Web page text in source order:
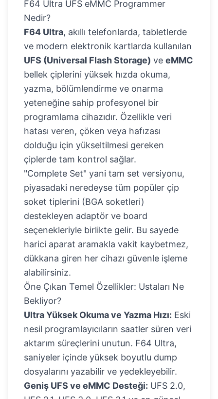
F64 Ultra UFS eMMC Programmer
Nedir?
F64 Ultra, akıllı telefonlarda, tabletlerde
ve modern elektronik kartlarda kullanılan
UFS (Universal Flash Storage) ve eMMC
bellek çiplerini yüksek hızda okuma,
yazma, bölümlendirme ve onarma
yeteneğine sahip profesyonel bir
programlama cihazıdır. Özellikle veri
hatası veren, çöken veya hafızası
dolduğu için yükseltilmesi gereken
çiplerde tam kontrol sağlar.
"Complete Set" yani tam set versiyonu,
piyasadaki neredeyse tüm popüler çip
soket tiplerini (BGA soketleri)
destekleyen adaptör ve board
seçenekleriyle birlikte gelir. Bu sayede
harici aparat aramakla vakit kaybetmez,
dükkana giren her cihazı güvenle işleme
alabilirsiniz.
Öne Çıkan Temel Özellikler: Ustaları Ne
Bekliyor?
Ultra Yüksek Okuma ve Yazma Hızı: Eski
nesil programlayıcıların saatler süren veri
aktarım süreçlerini unutun. F64 Ultra,
saniyeler içinde yüksek boyutlu dump
dosyalarını yazabilir ve yedekleyebilir.
Geniş UFS ve eMMC Desteği: UFS 2.0,